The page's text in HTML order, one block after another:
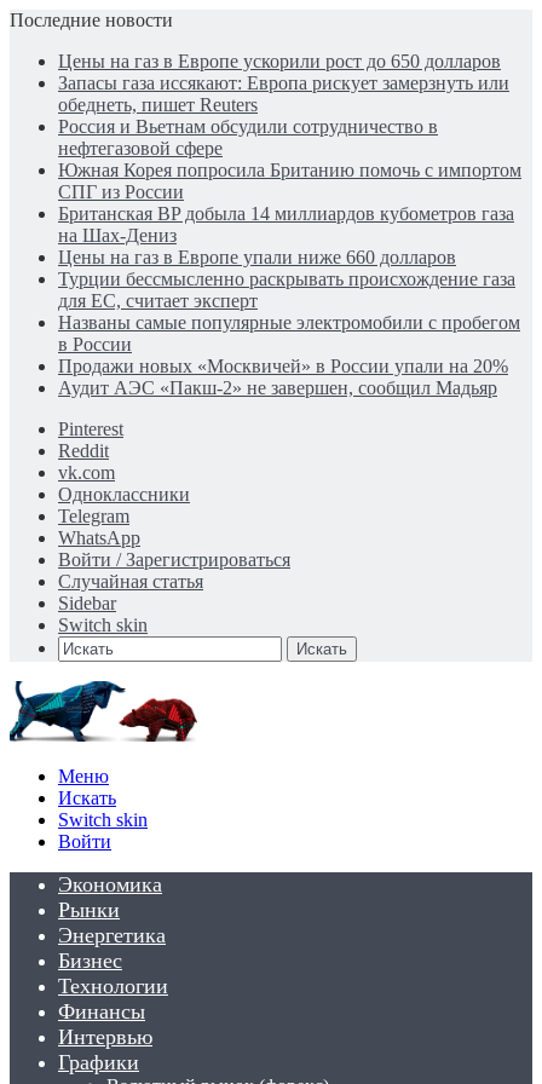
Последние новости
Цены на газ в Европе ускорили рост до 650 долларов
Запасы газа иссякают: Европа рискует замерзнуть или
обеднеть, пишет Reuters
Россия и Вьетнам обсудили сотрудничество в
нефтегазовой сфере
Южная Корея попросила Британию помочь с импортом
СПГ из России
Британская BP добыла 14 миллиардов кубометров газа
на Шах-Дениз
Цены на газ в Европе упали ниже 660 долларов
Турции бессмысленно раскрывать происхождение газа
для ЕС, считает эксперт
Названы самые популярные электромобили с пробегом
в России
Продажи новых «Москвичей» в России упали на 20%
Аудит АЭС «Пакш-2» не завершен, сообщил Мадьяр
Pinterest
Reddit
vk.com
Одноклассники
Telegram
WhatsApp
Войти / Зарегистрироваться
Случайная статья
Sidebar
Switch skin
Искать
Меню
Искать
Switch skin
Войти
Экономика
Рынки
Энергетика
Бизнес
Технологии
Финансы
Интервью
Графики